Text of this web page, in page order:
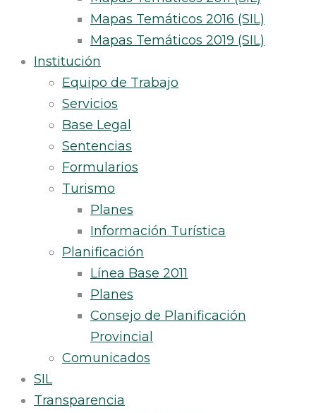
Mapas Temáticos 2016 (SIL)
Mapas Temáticos 2019 (SIL)
Institución
Equipo de Trabajo
Servicios
Base Legal
Sentencias
Formularios
Turismo
Planes
Información Turística
Planificación
Línea Base 2011
Planes
Consejo de Planificación
Provincial
Comunicados
SIL
Transparencia